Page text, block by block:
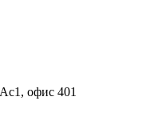
офис 401